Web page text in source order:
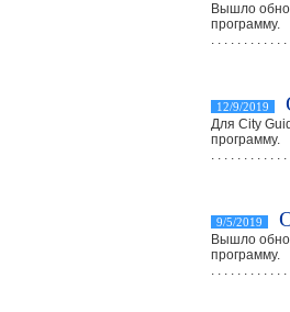
Вышло
программу.
. . . . . . . . . . .
12/9/2019
Для City
программу.
. . . . . . . . . . .
9/5/2019
Вышло
программу.
. . . . . . . . . . .